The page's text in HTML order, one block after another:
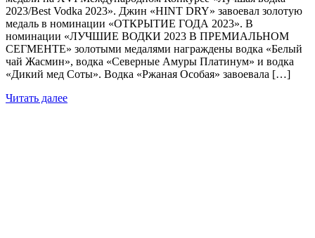
2023/Best Vodka 2023». Джин «HINT DRY» завоевал золотую
медаль в номинации «ОТКРЫТИЕ ГОДА 2023». В
номинации «ЛУЧШИЕ ВОДКИ 2023 В ПРЕМИАЛЬНОМ
СЕГМЕНТЕ» золотыми медалями награждены водка «Белый
чай Жасмин», водка «Северные Амуры Платинум» и водка
«Дикий мед Соты». Водка «Ржаная Особая» завоевала […]
Читать далее